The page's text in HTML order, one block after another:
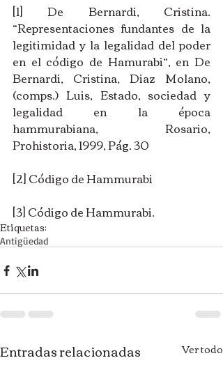
[1] De Bernardi, Cristina.
“Representaciones fundantes de la
legitimidad y la legalidad del poder
en el código de Hamurabi”, en De
Bernardi, Cristina, Diaz Molano,
(comps.) Luis, Estado, sociedad y
legalidad en la época
hammurabiana, Rosario,
Prohistoria, 1999, Pág. 30
[2] Código de Hammurabi
[3] Código de Hammurabi.
Etiquetas:
Antigüedad
Entradas relacionadas Ver todo